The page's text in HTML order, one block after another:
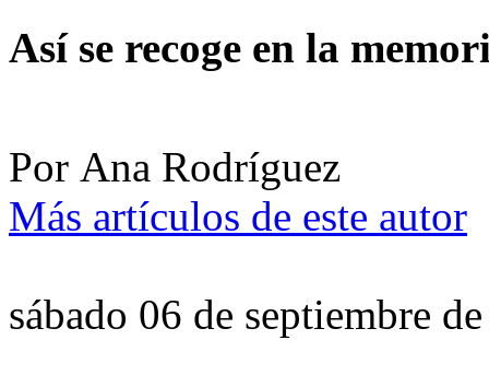
Así se recoge en la
Por Ana Rodríguez
Más artículos de este autor
sábado 06 de septiembre